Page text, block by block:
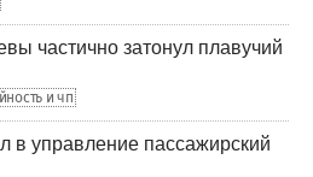
частично затонул плавучий
и чп
в управление пассажирский